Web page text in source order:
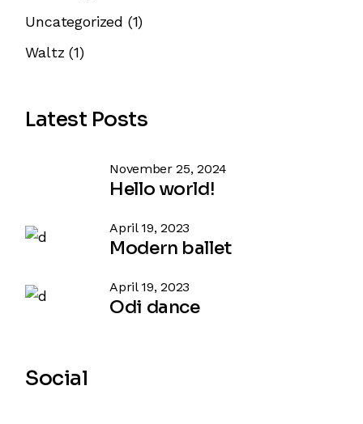
Uncategorized (1)
Waltz (1)
Latest Posts
Hello world!
November 25, 2024
Modern ballet
April 19, 2023
Odi dance
April 19, 2023
Social